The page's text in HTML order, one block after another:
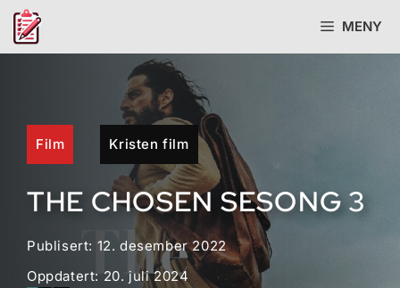
Hopp
MENY
Film Kristen film
THE CHOSEN SESONG 3
Publisert: 12. desember 2022
Oppdatert: 20. juli 2024